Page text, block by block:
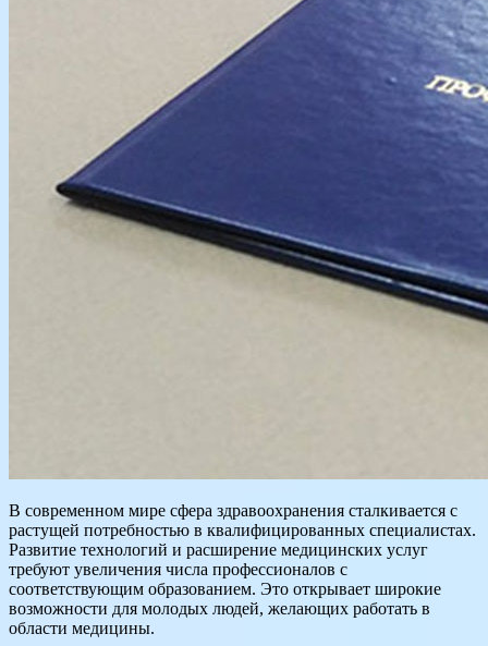
В современном мире сфера здравоохранения сталкивается с
растущей потребностью в квалифицированных специалистах.
Развитие технологий и расширение медицинских услуг
требуют увеличения числа профессионалов с
соответствующим образованием. Это открывает широкие
возможности для молодых людей, желающих работать в
области медицины.